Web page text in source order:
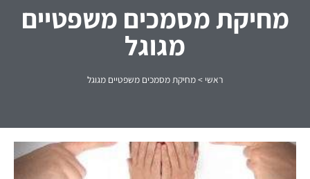
מחיקת מסמכים משפטיים
מגוגל
ראשי >מחיקת מסמכים משפטיים מגוגל